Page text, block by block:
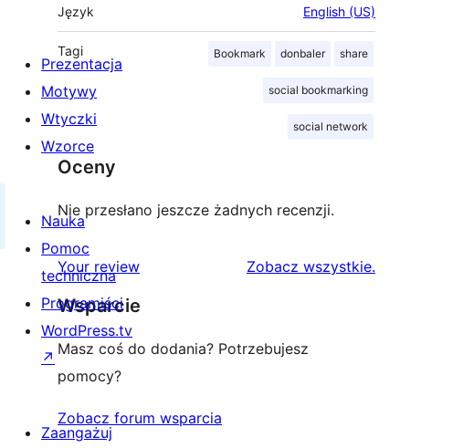
Język English (US)
Tagi Bookmark donbaler share
social bookmarking
social network
Oceny
Nie przesłano jeszcze żadnych recenzji.
Your review Zobacz wszystkierecenzje
.
Wsparcie
Masz coś do dodania? Potrzebujesz
pomocy?
Zobacz forum wsparcia
Prezentacja
Motywy
Wtyczki
Wzorce
Nauka
Pomoc
techniczna
Programiści
WordPress.tv
↗
Zaangażuj